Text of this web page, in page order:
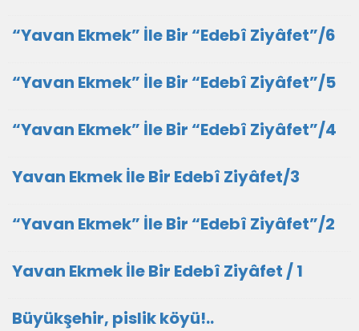
“Yavan Ekmek” İle Bir “Edebî Ziyâfet”/6
“Yavan Ekmek” İle Bir “Edebî Ziyâfet”/5
“Yavan Ekmek” İle Bir “Edebî Ziyâfet”/4
Yavan Ekmek İle Bir Edebî Ziyâfet/3
“Yavan Ekmek” İle Bir “Edebî Ziyâfet”/2
Yavan Ekmek İle Bir Edebî Ziyâfet / 1
Büyükşehir, pislik köyü!..